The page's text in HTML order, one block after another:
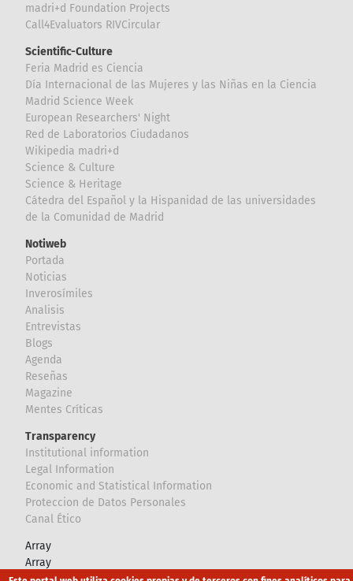
madri+d Foundation Projects
Call4Evaluators RIVCircular
Scientific-Culture
Feria Madrid es Ciencia
Día Internacional de las Mujeres y las Niñas en la Ciencia
Madrid Science Week
European Researchers' Night
Red de Laboratorios Ciudadanos
Wikipedia madri+d
Science & Culture
Science & Heritage
Cátedra del Español y la Hispanidad de las universidades
de la Comunidad de Madrid
Notiweb
Portada
Noticias
Inverosímiles
Analisis
Entrevistas
Blogs
Agenda
Reseñas
Magazine
Mentes Críticas
Transparency
Institutional information
Legal Information
Economic and Statistical Information
Proteccion de Datos Personales
Canal Ético
Array
Array